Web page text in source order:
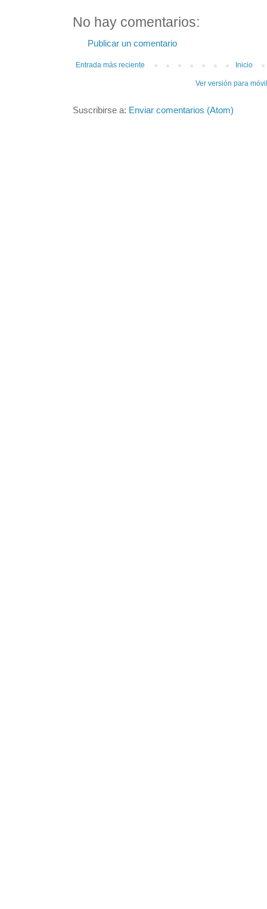
No hay comentarios:
Publicar un comentario
Entrada más reciente Inicio
Ver versión para
Suscribirse a: Enviar comentarios (Atom)